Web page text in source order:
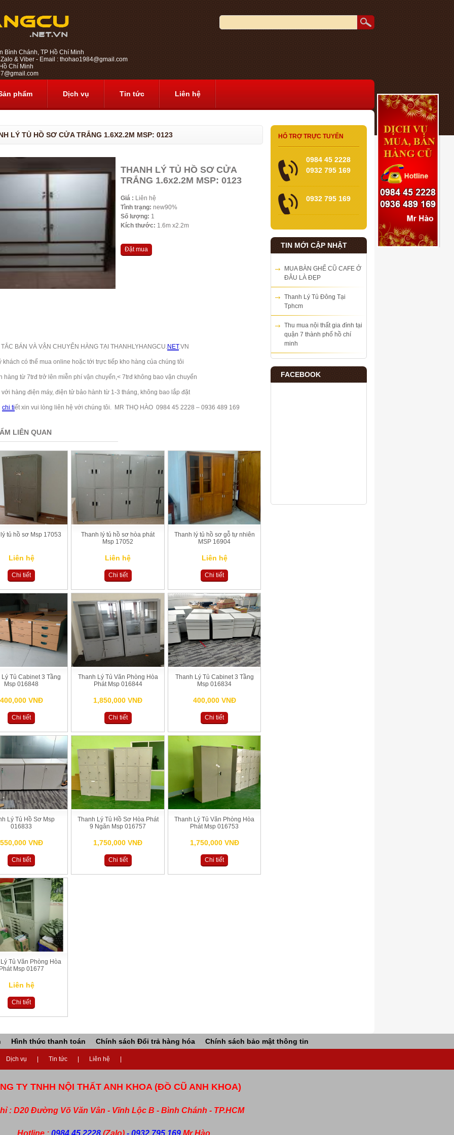
Bình Chánh, TP Hồ Chí Minh
& Viber - Email : thohao1984@gmail.com
Chí Minh
phẩm Dịch vụ Tin tức Liên hệ
LÝ TỦ HỒ SƠ CỬA TRẮNG 1.6X2.2M MSP: 0123
THANH LÝ TỦ HỒ SƠ CỬA
TRẮNG 1.6x2.2M MSP: 0123
Giá : Liên hệ
Tình trạng: new90%
Số lượng: 1
Kích thước: 1.6m x2.2m
Đặt mua
BÁN VÀ VẬN CHUYỂN HÀNG TẠI THANHLYHANGCU.NET.VN
có thể mua online hoặc tới trực tiếp kho hàng của chúng tôi
từ 7trđ trở lên miễn phí vận chuyển,< 7trđ không bao vận chuyển
điện máy, điện tử bảo hành từ 1-3 tháng, không bao lắp đặt
chi tiết xin vui lòng liên hệ với chúng tôi. MR THỌ HÀO 0984 45 2228 – 0936 489 169
LIÊN QUAN
tủ hồ sơ Msp 17053
Liên hệ
Chi tiết
Thanh lý tủ hồ sơ hòa phát
Msp 17052
Liên hệ
Chi tiết
Thanh lý tủ hồ sơ gỗ tự nhiên
MSP 16904
Liên hệ
Chi tiết
Tủ Cabinet 3 Tầng
Msp 016848
400,000 VNĐ
Chi tiết
Thanh Lý Tủ Văn Phòng Hòa
Phát Msp 016844
1,850,000 VNĐ
Chi tiết
Thanh Lý Tủ Cabinet 3 Tầng
Msp 016834
400,000 VNĐ
Chi tiết
Lý Tủ Hồ Sơ Msp
016833
550,000 VNĐ
Chi tiết
Thanh Lý Tủ Hồ Sơ Hòa Phát
9 Ngăn Msp 016757
1,750,000 VNĐ
Chi tiết
Thanh Lý Tủ Văn Phòng Hòa
Phát Msp 016753
1,750,000 VNĐ
Chi tiết
Tủ Văn Phòng Hòa
Msp 01677
Liên hệ
Chi tiết
HỔ TRỢ TRỰC TUYẾN
0984 45 2228
0932 795 169
0932 795 169
TIN MỚI CẬP NHẬT
MUA BÀN GHẾ CŨ CAFE Ở
ĐÂU LÀ ĐẸP
Thanh Lý Tủ Đông Tại
Tphcm
Thu mua nội thất gia đình tại
quận 7 thành phố hồ chí
minh
FACEBOOK
Hình thức thanh toán Chính sách Đổi trả hàng hóa Chính sách bảo mật thông tin
Dịch vụ Tin tức Liên hệ
TY TNHH NỘI THẤT ANH KHOA (ĐỒ CŨ ANH KHOA)
: D20 Đường Võ Văn Vân - Vĩnh Lộc B - Bình Chánh - TP.HCM
Hotline : 0984.45.2228 (Zalo) - 0932.795.169 Mr Hào